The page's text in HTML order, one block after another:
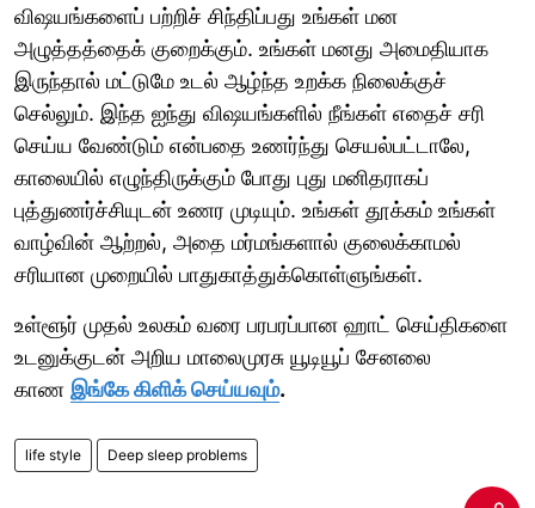
விஷயங்களைப் பற்றிச் சிந்திப்பது உங்கள் மன
அழுத்தத்தைக் குறைக்கும். உங்கள் மனது அமைதியாக
இருந்தால் மட்டுமே உடல் ஆழ்ந்த உறக்க நிலைக்குச்
செல்லும். இந்த ஐந்து விஷயங்களில் நீங்கள் எதைச் சரி
செய்ய வேண்டும் என்பதை உணர்ந்து செயல்பட்டாலே,
காலையில் எழுந்திருக்கும் போது புது மனிதராகப்
புத்துணர்ச்சியுடன் உணர முடியும். உங்கள் தூக்கம் உங்கள்
வாழ்வின் ஆற்றல், அதை மர்மங்களால் குலைக்காமல்
சரியான முறையில் பாதுகாத்துக்கொள்ளுங்கள்.
உள்ளூர் முதல் உலகம் வரை பரபரப்பான ஹாட் செய்திகளை
உடனுக்குடன் அறிய மாலைமுரசு யூடியூப் சேனலை
காண இங்கே கிளிக் செய்யவும்.
life style Deep sleep problems